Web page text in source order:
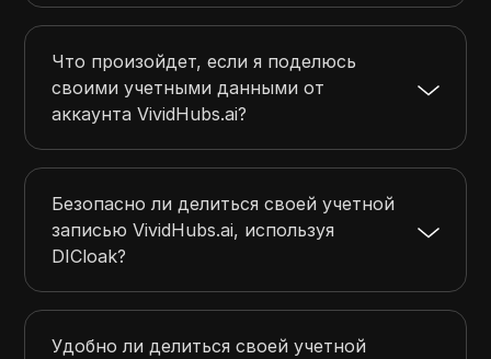
Что произойдет, если я поделюсь
своими учетными данными от
аккаунта VividHubs.ai?
Безопасно ли делиться своей учетной
записью VividHubs.ai, используя
DICloak?
Удобно ли делиться своей учетной